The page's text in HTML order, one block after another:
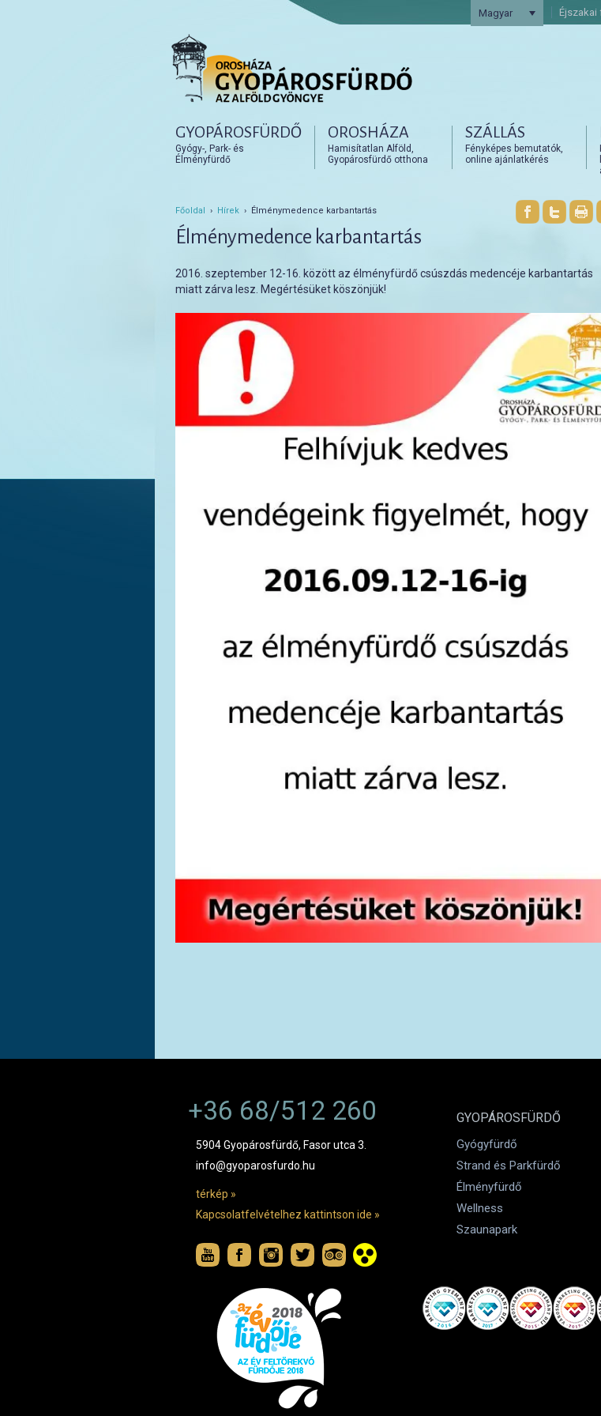
Magyar Éjszakai
Tovább az elsődleges tartalomra
Tovább a másodlagos tartalomra
GYOPÁROSFÜRDŐ
Gyógy-, Park- és
Élményfürdő
OROSHÁZA
Hamisítatlan Alföld,
Gyopárosfürdő otthona
SZÁLLÁS
Fényképes bemutatók,
online ajánlatkérés
Főoldal › Hírek › Élménymedence karbantartás
Élménymedence karbantartás
2016. szeptember 12-16. között az élményfürdő csúszdás medencéje karbantartás
miatt zárva lesz. Megértésüket köszönjük!
+36 68/512 260
5904 Gyopárosfürdő, Fasor utca 3.
info@gyoparosfurdo.hu
térkép »
Kapcsolatfelvételhez kattintson ide »
GYOPÁROSFÜRDŐ
Gyógyfürdő
Strand és Parkfürdő
Élményfürdő
Wellness
Szaunapark